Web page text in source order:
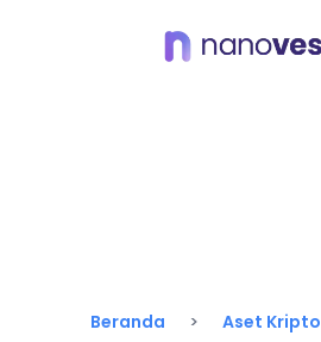
Beranda Aset Kripto